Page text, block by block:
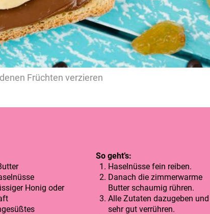
Früchten verzieren
Honig oder
So geht’s:
Haselnüsse fein reiben.
Danach die zimmerwarme
Butter schaumig rühren.
Alle Zutaten dazugeben und
sehr gut verrühren.